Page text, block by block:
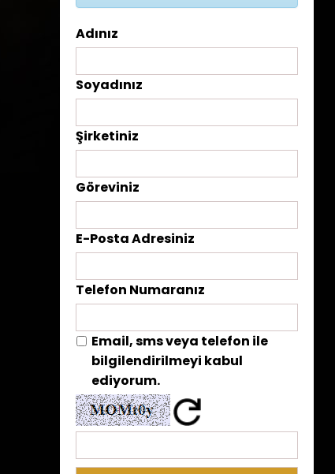
Adınız
Soyadınız
Şirketiniz
Göreviniz
E-Posta Adresiniz
Telefon Numaranız
Email, sms veya telefon ile
bilgilendirilmeyi kabul
ediyorum.